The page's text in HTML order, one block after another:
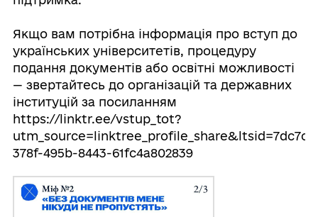
Якщо вам потрібна інформація про вступ до
українських університетів, процедуру
подання документів або освітні можливості
— звертайтесь до організацій та державних
інституцій за посиланням
https://linktr.ee/vstup_tot?
378f-495b-8443-61fc4a802839